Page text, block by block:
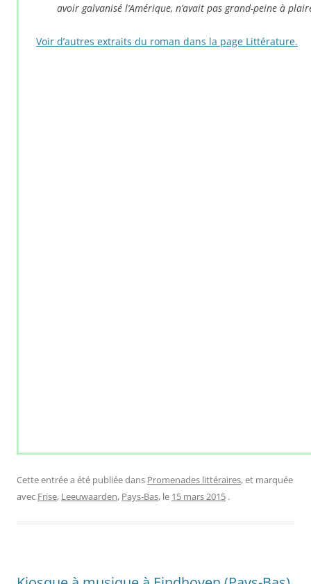
avoir galvanisé l’Amérique, n’avait pas grand-peine à
Voir d’autres extraits du roman dans la page Littérature.
Cette entrée a été publiée dans Promenades littéraires, et marquée
avec Frise, Leeuwaarden, Pays-Bas, le 15 mars 2015 .